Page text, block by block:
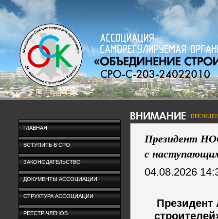
ГЛАВНАЯ
ВСТУПИТЬ В СРО
ЗАКОНОДАТЕЛЬСТВО
ДОКУМЕНТЫ АССОЦИАЦИИ
СТРУКТУРА АССОЦИАЦИИ
РЕЕСТР ЧЛЕНОВ
ВНИМАНИЕ /
Президент
с
04.08.2026